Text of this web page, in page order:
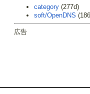
category (277d)
soft/OpenDNS
広告